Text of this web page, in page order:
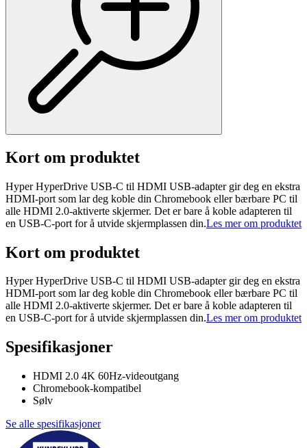
Kort om produktet
Hyper HyperDrive USB-C til HDMI USB-adapter gir deg en ekstra
HDMI-port som lar deg koble din Chromebook eller bærbare PC til
alle HDMI 2.0-aktiverte skjermer. Det er bare å koble adapteren til
en USB-C-port for å utvide skjermplassen din.Les mer om produktet
Kort om produktet
Hyper HyperDrive USB-C til HDMI USB-adapter gir deg en ekstra
HDMI-port som lar deg koble din Chromebook eller bærbare PC til
alle HDMI 2.0-aktiverte skjermer. Det er bare å koble adapteren til
en USB-C-port for å utvide skjermplassen din.Les mer om produktet
Spesifikasjoner
HDMI 2.0 4K 60Hz-videoutgang
Chromebook-kompatibel
Sølv
Se alle spesifikasjoner